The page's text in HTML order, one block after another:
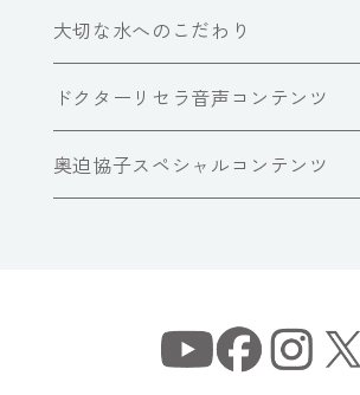
大切な水へのこだわり
ドクターリセラ音声コンテンツ
奥迫協子スペシャルコンテンツ